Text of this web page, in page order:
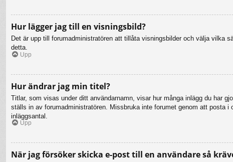
Hur lägger jag till en visningsbild?
Det är upp till forumadministratören att tillåta visningsbilder och välja vilka
detta.
Upp
Hur ändrar jag min titel?
Titlar, som visas under ditt användarnamn, visar hur många inlägg du har
ställs in av forumadministratören. Missbruka inte forumet genom att posta
inläggsantal.
Upp
När jag försöker skicka e-post till en användare så